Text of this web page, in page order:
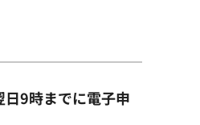
9時までに電子申